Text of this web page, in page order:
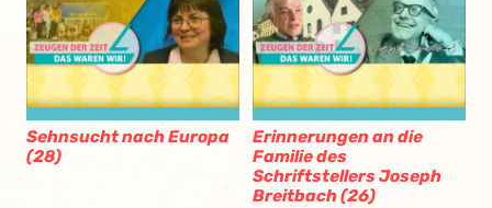
Sehnsucht nach Europa
(28)
Erinnerungen an die
Familie des
Schriftstellers Joseph
Breitbach (26)